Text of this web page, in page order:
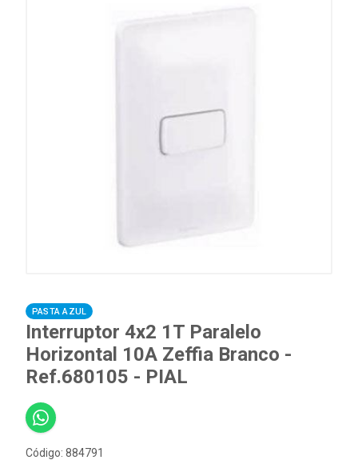
PASTA AZUL
Interruptor 4x2 1T Paralelo
Horizontal 10A Zeffia Branco -
Ref.680105 - PIAL
Código: 884791